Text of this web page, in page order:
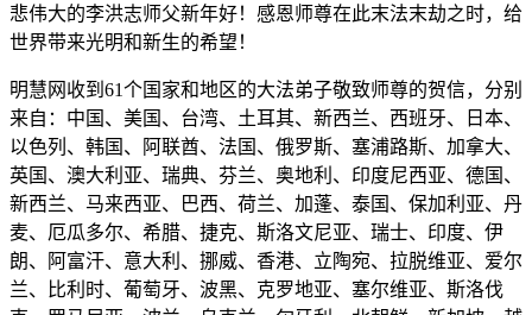
悲伟大的李洪志师父新年好！感恩师尊在此末法末劫之时，给
世界带来光明和新生的希望！
明慧网收到61个国家和地区的大法弟子敬致师尊的贺信，分别
来自：中国、美国、台湾、土耳其、新西兰、西班牙、日本、
以色列、韩国、阿联酋、法国、俄罗斯、塞浦路斯、加拿大、
英国、澳大利亚、瑞典、芬兰、奥地利、印度尼西亚、德国、
新西兰、马来西亚、巴西、荷兰、加蓬、泰国、保加利亚、丹
麦、厄瓜多尔、希腊、捷克、斯洛文尼亚、瑞士、印度、伊
朗、阿富汗、意大利、挪威、香港、立陶宛、拉脱维亚、爱尔
兰、比利时、葡萄牙、波黑、克罗地亚、塞尔维亚、斯洛伐